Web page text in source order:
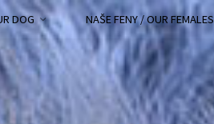
DOG NAŠE FENY / OUR FEMALES